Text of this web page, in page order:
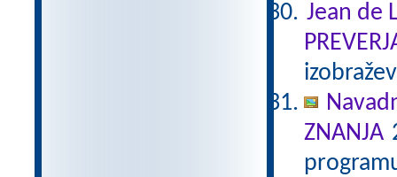
Jean de
ZNANJA